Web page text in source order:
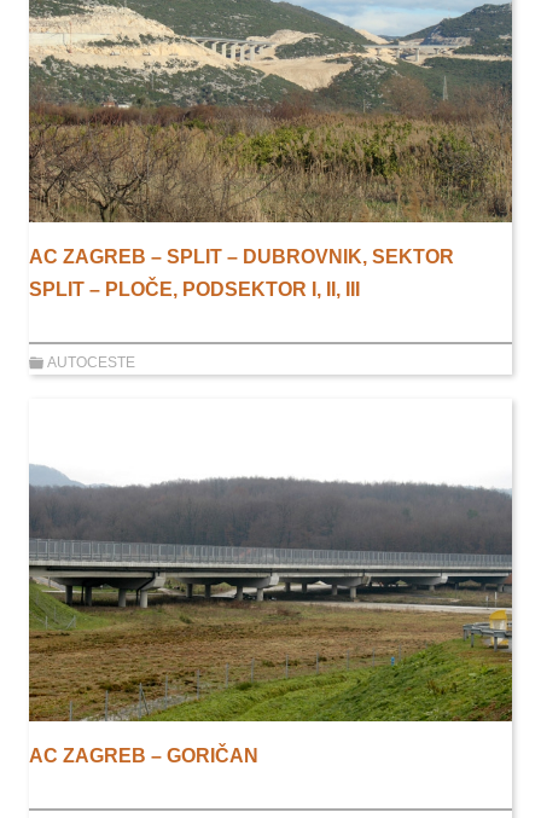
AC ZAGREB – SPLIT – DUBROVNIK, SEKTOR
SPLIT – PLOČE, PODSEKTOR I, II, III
AUTOCESTE
AC ZAGREB – GORIČAN